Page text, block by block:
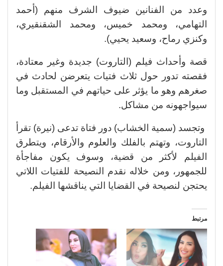
وعدد من الفنانين ضيوف الشرف منهم (أحمد
التهامي، ومحمد خميس، ومحمد الشقنقيري،
وكنزي رماح، وسعيد يحيي).
قصة وأحداث فيلم (التاروت) جديدة وغير معتادة،
فقصته تدور حول ثلاث فتيات يتعرضن لحادث في
صغرهم وهو ما يؤثر على حياتهم في المستقبل وما
سيواجهونه من مشاكل.
وتجسد (سمية الخشاب) دور فتاة تدعى (نيرة) تقرأ
التاروت، وتهتم بالفلك والعلوم والأرقام، ويتطرق
الفيلم لأكثر من قضية، وسوف يكون مفاجأة
للجمهور، ومن خلاله نقدم النصيحة للفتيات اللاتي
يحتجن لنصيحة في القضايا التي يناقشها الفيلم.
مرتبط